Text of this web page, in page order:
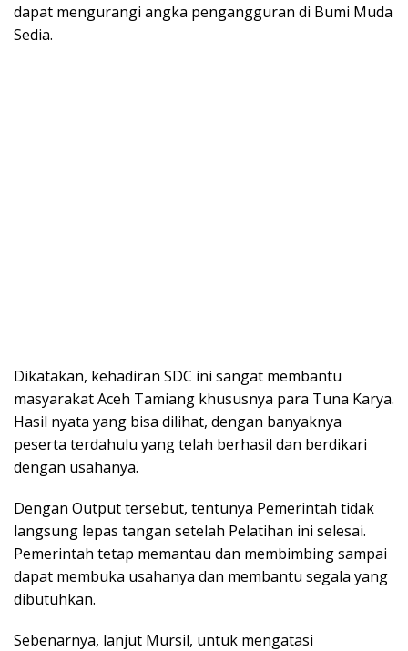
dapat mengurangi angka pengangguran di Bumi Muda
Sedia.
Dikatakan, kehadiran SDC ini sangat membantu
masyarakat Aceh Tamiang khususnya para Tuna Karya.
Hasil nyata yang bisa dilihat, dengan banyaknya
peserta terdahulu yang telah berhasil dan berdikari
dengan usahanya.
Dengan Output tersebut, tentunya Pemerintah tidak
langsung lepas tangan setelah Pelatihan ini selesai.
Pemerintah tetap memantau dan membimbing sampai
dapat membuka usahanya dan membantu segala yang
dibutuhkan.
Sebenarnya, lanjut Mursil, untuk mengatasi